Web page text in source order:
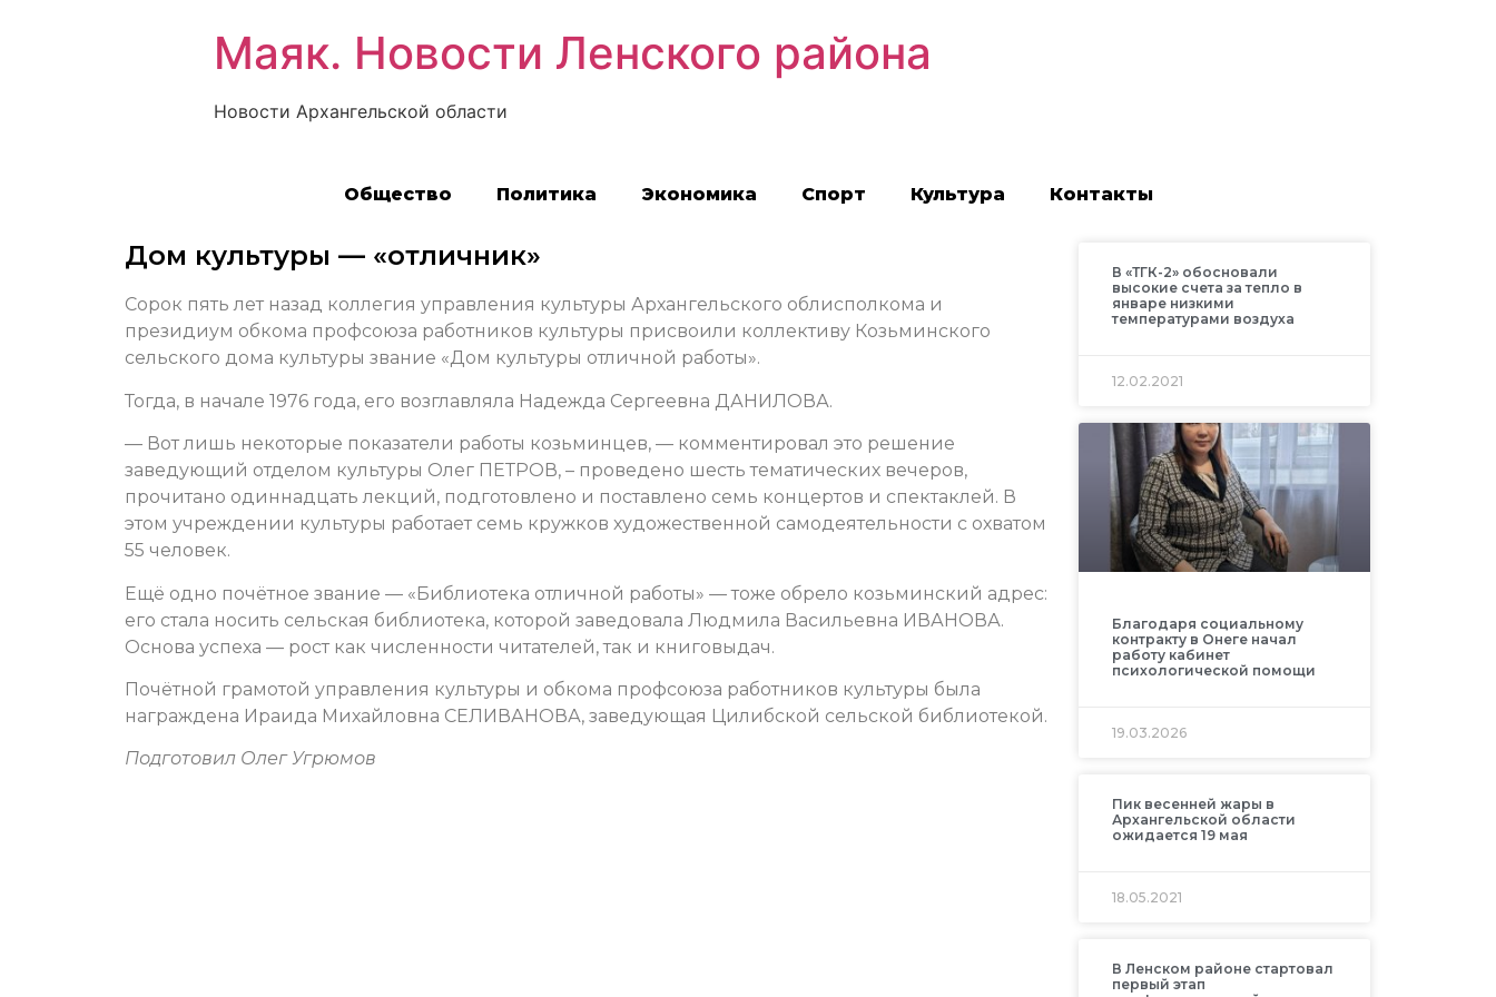
Маяк. Новости Ленского района
Новости Архангельской области
Общество Политика Экономика Спорт Культура Контакты
Дом культуры — «отличник»
Сорок пять лет назад коллегия управления культуры Архангельского облисполкома и
президиум обкома профсоюза работников культуры присвоили коллективу Козьминского
сельского дома культуры звание «Дом культуры отличной работы».
Тогда, в начале 1976 года, его возглавляла Надежда Сергеевна ДАНИЛОВА.
— Вот лишь некоторые показатели работы козьминцев, — комментировал это решение
заведующий отделом культуры Олег ПЕТРОВ, – проведено шесть тематических вечеров,
прочитано одиннадцать лекций, подготовлено и поставлено семь концертов и спектаклей. В
этом учреждении культуры работает семь кружков художественной самодеятельности с охватом
55 человек.
Ещё одно почётное звание — «Библиотека отличной работы» — тоже обрело козьминский адрес:
его стала носить сельская библиотека, которой заведовала Людмила Васильевна ИВАНОВА.
Основа успеха — рост как численности читателей, так и книговыдач.
Почётной грамотой управления культуры и обкома профсоюза работников культуры была
награждена Ираида Михайловна СЕЛИВАНОВА, заведующая Цилибской сельской библиотекой.
Подготовил Олег Угрюмов
В «ТГК-2» обосновали
высокие счета за тепло в
январе низкими
температурами воздуха
12.02.2021
Благодаря социальному
контракту в Онеге начал
работу кабинет
психологической помощи
19.03.2026
Пик весенней жары в
Архангельской области
ожидается 19 мая
18.05.2021
В Ленском районе стартовал
первый этап